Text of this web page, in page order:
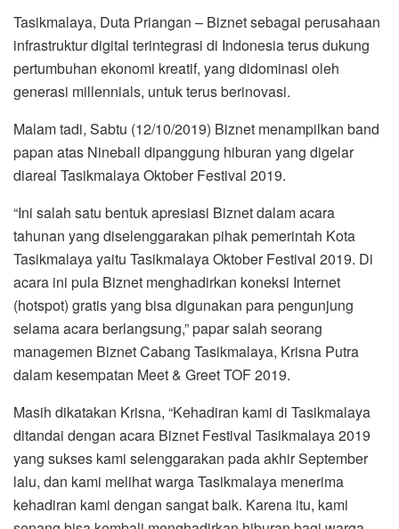
Tasikmalaya, Duta Priangan – Biznet sebagai perusahaan
infrastruktur digital terintegrasi di Indonesia terus dukung
pertumbuhan ekonomi kreatif, yang didominasi oleh
generasi millennials, untuk terus berinovasi.
Malam tadi, Sabtu (12/10/2019) Biznet menampilkan band
papan atas Nineball dipanggung hiburan yang digelar
diareal Tasikmalaya Oktober Festival 2019.
“Ini salah satu bentuk apresiasi Biznet dalam acara
tahunan yang diselenggarakan pihak pemerintah Kota
Tasikmalaya yaitu Tasikmalaya Oktober Festival 2019. Di
acara ini pula Biznet menghadirkan koneksi Internet
(hotspot) gratis yang bisa digunakan para pengunjung
selama acara berlangsung,” papar salah seorang
managemen Biznet Cabang Tasikmalaya, Krisna Putra
dalam kesempatan Meet & Greet TOF 2019.
Masih dikatakan Krisna, “Kehadiran kami di Tasikmalaya
ditandai dengan acara Biznet Festival Tasikmalaya 2019
yang sukses kami selenggarakan pada akhir September
lalu, dan kami melihat warga Tasikmalaya menerima
kehadiran kami dengan sangat baik. Karena itu, kami